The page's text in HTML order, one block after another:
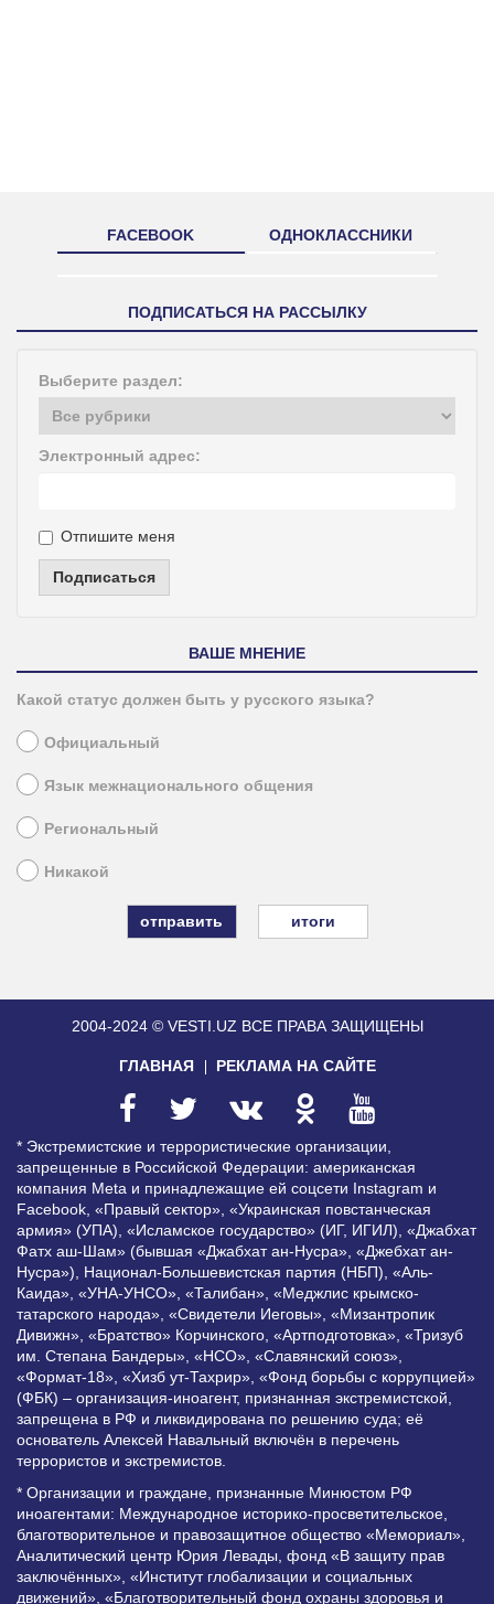
FACEBOOK ОДНОКЛАССНИКИ
ПОДПИСАТЬСЯ НА РАССЫЛКУ
Выберите раздел:
Электронный адрес:
Отпишите меня
Подписаться
ВАШЕ МНЕНИЕ
Какой статус должен быть у русского языка?
Официальный
Язык межнационального общения
Региональный
Никакой
итоги
2004-2024 © VESTI.UZ ВСЕ ПРАВА ЗАЩИЩЕНЫ
ГЛАВНАЯ РЕКЛАМА НА САЙТЕ
* Экстремистские и террористические организации,
запрещенные в Российской Федерации: американская
компания Meta и принадлежащие ей соцсети Instagram и
Facebook, «Правый сектор», «Украинская повстанческая
армия» (УПА), «Исламское государство» (ИГ, ИГИЛ), «Джабхат
Фатх аш-Шам» (бывшая «Джабхат ан-Нусра», «Джебхат ан-
Нусра»), Национал-Большевистская партия (НБП), «Аль-
Каида», «УНА-УНСО», «Талибан», «Меджлис крымско-
татарского народа», «Свидетели Иеговы», «Мизантропик
Дивижн», «Братство» Корчинского, «Артподготовка», «Тризуб
им. Степана Бандеры», «НСО», «Славянский союз»,
«Формат-18», «Хизб ут-Тахрир», «Фонд борьбы с коррупцией»
(ФБК) – организация-иноагент, признанная экстремистской,
запрещена в РФ и ликвидирована по решению суда; её
основатель Алексей Навальный включён в перечень
террористов и экстремистов.
* Организации и граждане, признанные Минюстом РФ
иноагентами: Международное историко-просветительское,
благотворительное и правозащитное общество «Мемориал»,
Аналитический центр Юрия Левады, фонд «В защиту прав
заключённых», «Институт глобализации и социальных
движений», «Благотворительный фонд охраны здоровья и